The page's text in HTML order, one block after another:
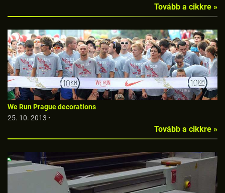
Tovább a cikkre »
We Run Prague decorations
25. 10. 2013 •
Tovább a cikkre »